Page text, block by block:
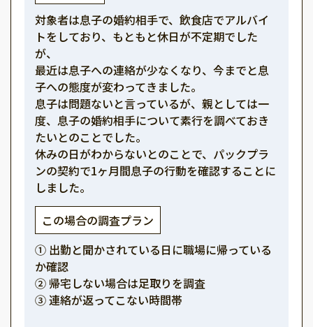
対象者は息子の婚約相手で、飲食店でアルバイ
トをしており、もともと休日が不定期でした
が、
最近は息子への連絡が少なくなり、今までと息
子への態度が変わってきました。
息子は問題ないと言っているが、親としては一
度、息子の婚約相手について素行を調べておき
たいとのことでした。
休みの日がわからないとのことで、パックプラ
ンの契約で1ヶ月間息子の行動を確認することに
しました。
この場合の調査プラン
① 出勤と聞かされている日に職場に帰っている
か確認
② 帰宅しない場合は足取りを調査
③ 連絡が返ってこない時間帯